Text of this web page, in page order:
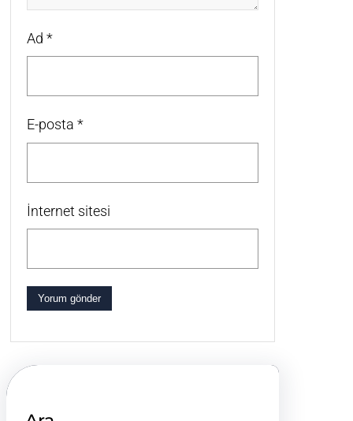
Ad *
E-posta *
İnternet sitesi